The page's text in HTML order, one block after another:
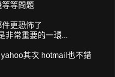
等問題
更恐怖了
非常重要的一環...
其次 hotmail也不錯